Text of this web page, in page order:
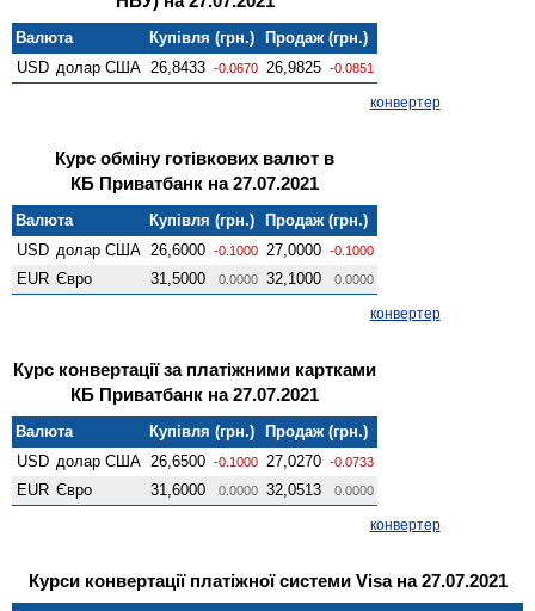
Валюта Купівля (грн.)
Продаж (грн.)
USD долар США 26,8433 -0.0670 26,9825 -0.0851
конвертер
Курс обміну готівкових валют в
КБ Приватбанк на 27.07.2021
Валюта Купівля (грн.)
Продаж (грн.)
USD долар США 26,6000 -0.1000 27,0000 -0.1000
EUR Євро 31,5000 0.0000 32,1000 0.0000
конвертер
Курс конвертації за платіжними картками
КБ Приватбанк на 27.07.2021
Валюта Купівля (грн.)
Продаж (грн.)
USD долар США 26,6500 -0.1000 27,0270 -0.0733
EUR Євро 31,6000 0.0000 32,0513 0.0000
конвертер
Курси конвертації платіжної системи Visa на 27.07.2021